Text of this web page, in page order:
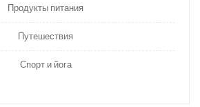
Продукты питания
Путешествия
Спорт и йога